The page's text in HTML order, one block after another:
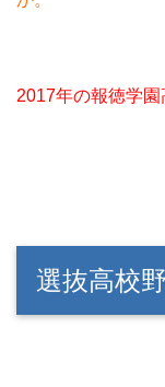
2017年の報徳学園
選抜高校